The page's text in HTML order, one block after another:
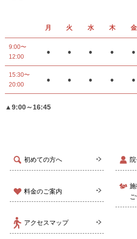
初めての方へ
料金のご案内
アクセスマップ
月 火 水 木 金
9:00〜
12:00
● ● ● ● ●
15:30〜
20:00
● ● ● ● ●
▲9:00～16:45